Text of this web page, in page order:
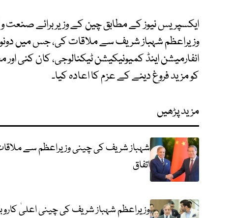
ایکسپریس نیوز کے مطابق چین کے وزیر برائے صنعت
وزیراعظم شہباز شریف سے ملاقات کی، جس میں
انفارمیشن اینڈ کمیونیکیشن ٹیکنالوجی، کان کنی
کو مزید فروغ دینے کے عزم کا اعادہ کیا۔
مزید پڑھیں
شہباز شریف کی چینی وزیراعظم سے
اتفاق
وزیراعظم شہباز شریف کی چینی اعلیٰ